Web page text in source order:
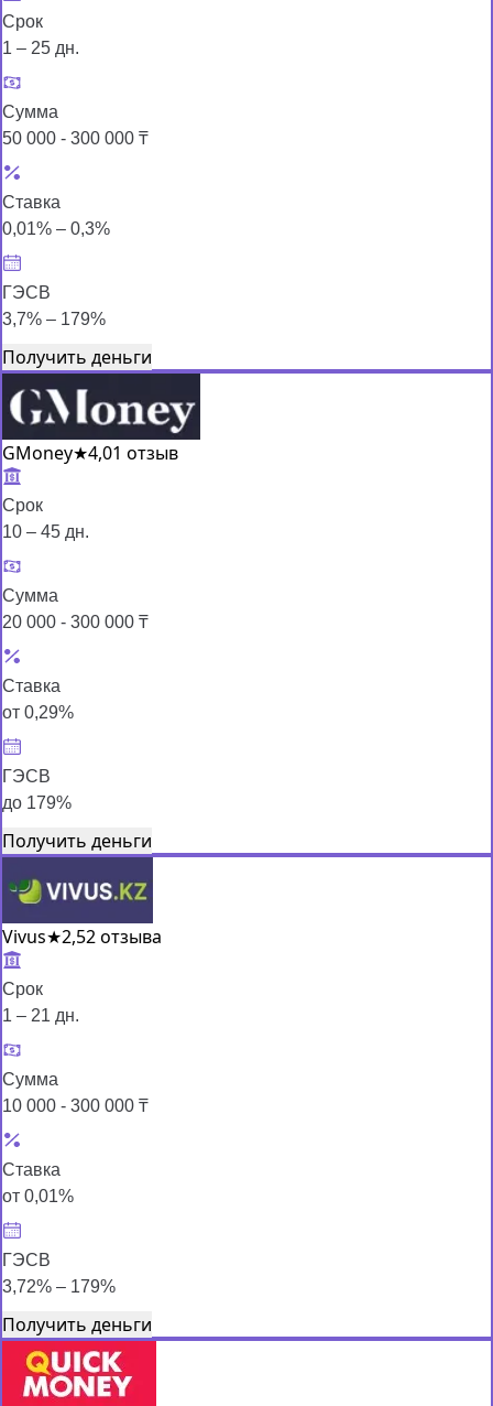
Срок
1 – 25 дн.
Сумма
50 000 - 300 000 ₸
Ставка
0,01% – 0,3%
ГЭСВ
3,7% – 179%
Получить деньги
GMoney★4,01 отзыв
Срок
10 – 45 дн.
Сумма
20 000 - 300 000 ₸
Ставка
от 0,29%
ГЭСВ
до 179%
Получить деньги
Vivus★2,52 отзыва
Срок
1 – 21 дн.
Сумма
10 000 - 300 000 ₸
Ставка
от 0,01%
ГЭСВ
3,72% – 179%
Получить деньги